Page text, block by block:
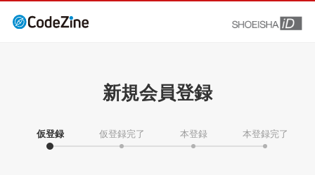
新規会員登録
仮登録 仮登録完了 本登録 本登録完了